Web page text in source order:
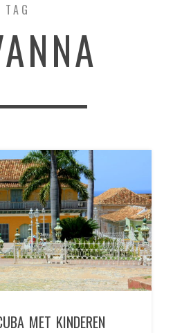
TAG
MET KINDEREN